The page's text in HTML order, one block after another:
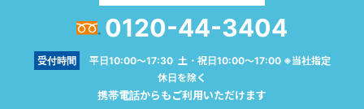
0120-44-3404
受付時間
平日10:00～17:30 土・祝日10:00～17:00 ※当社指定
休日を除く
携帯電話からもご利用いただけます